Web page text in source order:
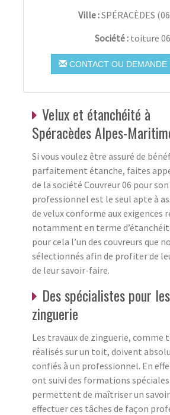
Ville :SPÉRACÈDES (
Société : toiture 06
CONTACT OU DEMANDE
Velux et étanchéité à
Spéracèdes Alpes-
Si vous voulez être assuré de
parfaitement étanche, faites
de la société Couvreur 06 pour
professionnel est le seul apte à
de velux conforme aux exigences
notamment en terme
pour cela l’un des couvreurs que
sélectionnés afin de profiter de
de leur savoir-faire.
Des spécialistes pour
zinguerie
Les travaux de zinguerie, comme
réalisés sur un toit, doivent
confiés à un professionnel. En
ont suivi des formations
permettent de maîtriser un
effectuer ces tâches de façon